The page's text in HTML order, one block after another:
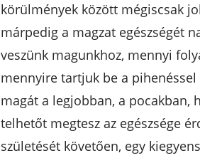
körülmények között mégiscsak
márpedig a magzat egészségét
veszünk magunkhoz, mennyi
mennyire tartjuk be a
magát a legjobban, a pocakban,
telhetőt megtesz az egészsége
születését követően, egy